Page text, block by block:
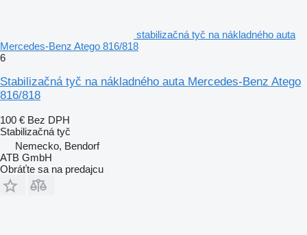
stabilizačná tyč na nákladného auta
Mercedes-Benz Atego 816/818
6
Stabilizačná tyč na nákladného auta Mercedes-Benz Atego
816/818
100 € Bez DPH
Stabilizačná tyč
Nemecko, Bendorf
ATB GmbH
Obráťte sa na predajcu